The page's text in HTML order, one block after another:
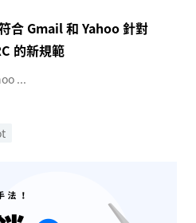
合 Gmail 和 Yahoo 針對
的新規範
...